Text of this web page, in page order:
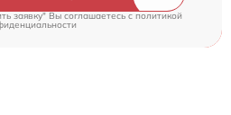
заявку" Вы соглашаетесь cполитикой